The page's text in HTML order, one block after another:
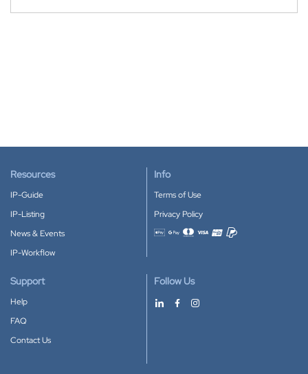
Resources
IP-Guide
IP-Listing
News & Events
IP-Workflow
Info
Terms of Use
Privacy Policy
Accepted payment methods
Support
Help
FAQ
Contact Us
Follow Us